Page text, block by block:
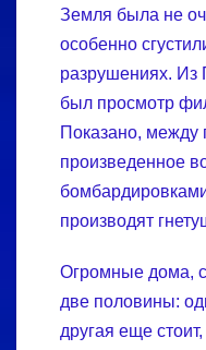
Земля была не
особенно
разрушениях. Из
был просмотр
Показано, между
произведенное
производят
Огромные дома,
две половины:
другая еще